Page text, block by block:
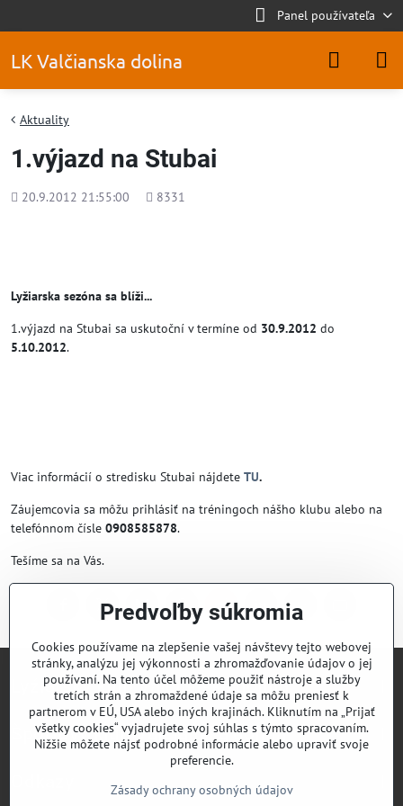
Panel používateľa
LK Valčianska dolina
Aktuality
1.výjazd na Stubai
Pridané
20.9.2012 21:55:00
Počet
8331
Lyžiarska sezóna sa blíži...
1.výjazd na Stubai sa uskutoční v termíne od 30.9.2012 do
5.10.2012.
Viac informácií o stredisku Stubai nájdete TU.
Záujemcovia sa môžu prihlásiť na tréningoch nášho klubu alebo na
telefónnom čísle 0908585878.
Tešíme sa na Vás.
FacebookTwitterBlueskyPinterestReddit LinkedInWhatsApp
Lyžiarsky klub Valčianska dolina
Športový klub Valčianska dolina
Predvoľby súkromia
Cookies používame na zlepšenie vašej návštevy tejto webovej
stránky, analýzu jej výkonnosti a zhromažďovanie údajov o jej
používaní. Na tento účel môžeme použiť nástroje a služby
tretích strán a zhromaždené údaje sa môžu preniesť k
partnerom v EÚ, USA alebo iných krajinách. Kliknutím na „Prijať
všetky cookies“ vyjadrujete svoj súhlas s týmto spracovaním.
Nižšie môžete nájsť podrobné informácie alebo upraviť svoje
preferencie.
Zásady ochrany osobných údajov